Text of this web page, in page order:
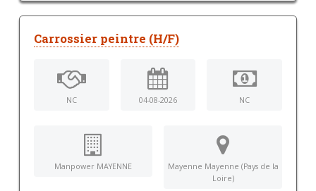
Carrossier peintre (H/F)
NC 04-08-2026 NC
Manpower MAYENNE
Mayenne Mayenne (Pays de la
Loire)